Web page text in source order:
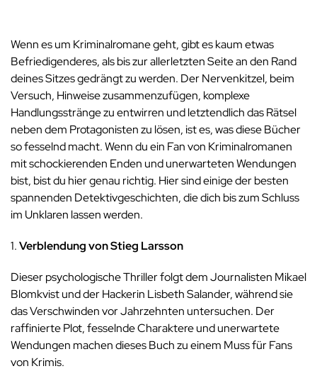
Wenn es um Kriminalromane geht, gibt es kaum etwas
Befriedigenderes, als bis zur allerletzten Seite an den Rand
deines Sitzes gedrängt zu werden. Der Nervenkitzel, beim
Versuch, Hinweise zusammenzufügen, komplexe
Handlungsstränge zu entwirren und letztendlich das Rätsel
neben dem Protagonisten zu lösen, ist es, was diese Bücher
so fesselnd macht. Wenn du ein Fan von Kriminalromanen
mit schockierenden Enden und unerwarteten Wendungen
bist, bist du hier genau richtig. Hier sind einige der besten
spannenden Detektivgeschichten, die dich bis zum Schluss
im Unklaren lassen werden.
1.Verblendung von Stieg Larsson
Dieser psychologische Thriller folgt dem Journalisten Mikael
Blomkvist und der Hackerin Lisbeth Salander, während sie
das Verschwinden vor Jahrzehnten untersuchen. Der
raffinierte Plot, fesselnde Charaktere und unerwartete
Wendungen machen dieses Buch zu einem Muss für Fans
von Krimis.